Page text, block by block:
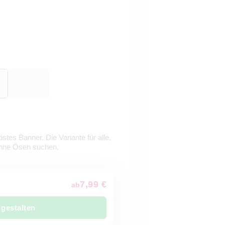
Banner. Die Variante für alle,
Ösen suchen.
ab7,99 €